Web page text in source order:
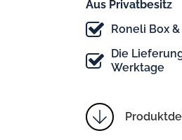
Aus Privatbesitz
Roneli Box
Die
Werktage